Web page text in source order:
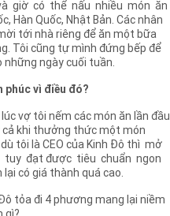
giờ có thể nấu nhiều món ăn
Hàn Quốc, Nhật Bản. Các nhân
tới nhà riêng để ăn một bữa
Tôi cũng tự mình đứng bếp để
những ngày cuối tuần.
phúc vì điều đó?
vợ tôi nếm các món ăn lần đầu
cả khi thưởng thức một món
tôi là CEO của Kinh Đô thì mở
đạt được tiêu chuẩn ngon
có giá thành quá cao.
tỏa đi 4 phương mang lại niềm